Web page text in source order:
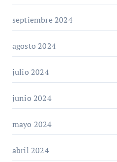
septiembre 2024
agosto 2024
julio 2024
junio 2024
mayo 2024
abril 2024